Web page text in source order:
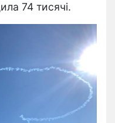
74 тисячі.